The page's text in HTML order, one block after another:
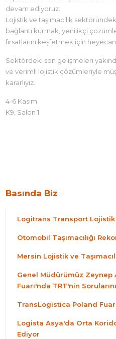
devam ediyoruz.
Lojistik ve taşımacılık
bağlantı kurmak, yenilikçi
fırsatlarını keşfetmek için
Sektördeki son gelişmeleri
ve verimli lojistik çözümleriyle
kararlıyız.
4-6 Kasım
K9, Salon 1
Basında Biz
Logitrans Transport Lojistik
Otomobil Taşımacılığı
Mersin Lojistik ve
Genel Müdürümüz Zeynep
Fuarı'nda TRT'nin
TransLogistica Poland
Logista Asya'da Orta
Ediyor